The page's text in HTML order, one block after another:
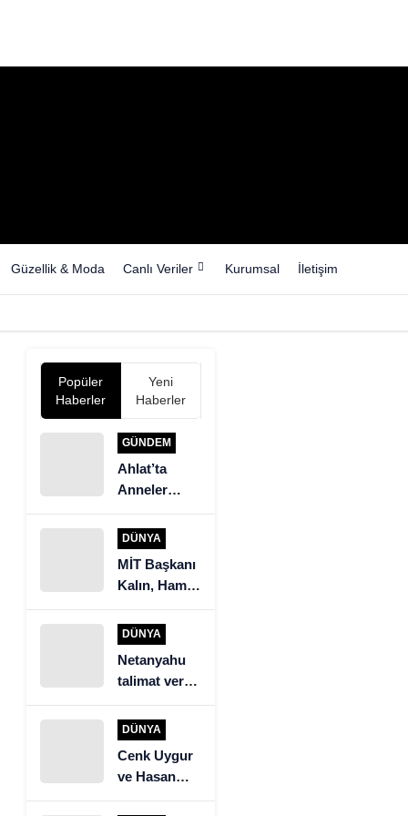
Güzellik & Moda Canlı Veriler Kurumsal İletişim
Popüler
Haberler
Yeni
Haberler
GÜNDEM
Ahlat’ta
Anneler
Günü Yemek
Yarışması
DÜNYA
MİT Başkanı
Kalın, Hamas
heyeti ile
görüştü
DÜNYA
Netanyahu
talimat verdi.
İsrail ordusu
Beyrut’un
güneyine
saldırıyor
DÜNYA
Cenk Uygur
ve Hasan
Piker’den